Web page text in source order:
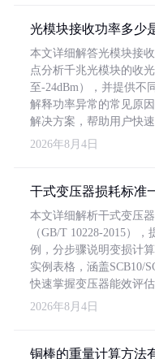
光模块接收功率多少
本文详细解答光模块接
点分析千兆光模块的收
至-24dBm），并提供不
解释功率异常的常见原
解决方案，帮助用户快
2026年8月4日
干式变压器损耗标准
本文详细解析干式变压
（GB/T 10228-2015）
例，分步骤说明变损计
实例表格，涵盖SCB10/
快速掌握变压器能效评估
2026年8月4日
铜棒的重量计算方法